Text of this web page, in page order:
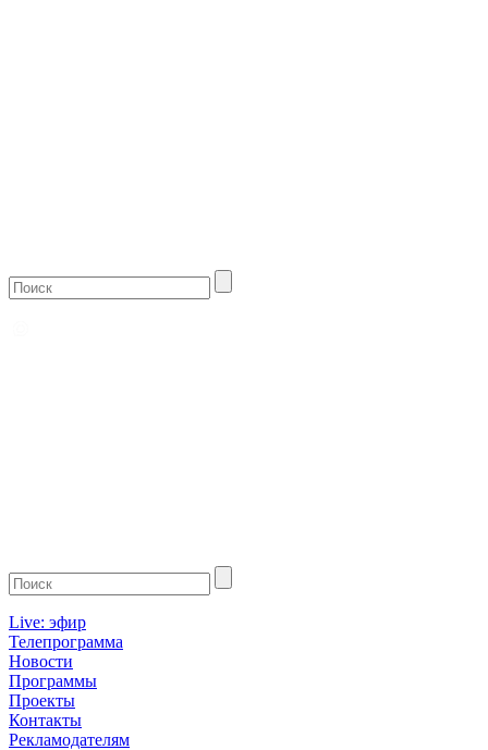
Live: эфир
Телепрограмма
Новости
Программы
Проекты
Контакты
Рекламодателям